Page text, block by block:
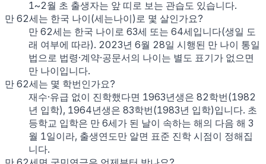
1~2월 초 출생자는 앞 띠로 보는 관습도 있습니다.
만 62세는 한국 나이(세는나이)로 몇 살인가요?
만 62세는 한국 나이로 63세 또는 64세입니다(생일 도
래 여부에 따라). 2023년 6월 28일 시행된 만 나이 통일
법으로 법령·계약·공문서의 나이는 별도 표기가 없으면
만 나이입니다.
만 62세는 몇 학번인가요?
재수·유급 없이 진학했다면 1963년생은 82학번(1982
년 입학), 1964년생은 83학번(1983년 입학)입니다. 초
등학교 입학은 만 6세가 된 날이 속하는 해의 다음 해 3
월 1일이라, 출생연도만 알면 표준 진학 시점이 정해집
니다.